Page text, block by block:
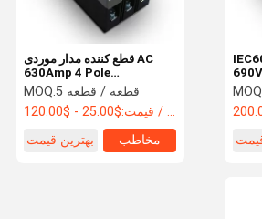
قطع کننده مدار موردی AC
630Amp 4 Pole
Modulated
MOQ:
5 قطعه / قطعه
قیمت: $25.00 - $120.00 / Piece
بهترین قیمت
مخاطب